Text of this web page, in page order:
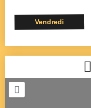
Vendredi